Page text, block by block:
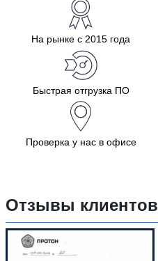
На рынке с 2015 года
Быстрая отгрузка ПО
Проверка у нас в офисе
Отзывы клиентов